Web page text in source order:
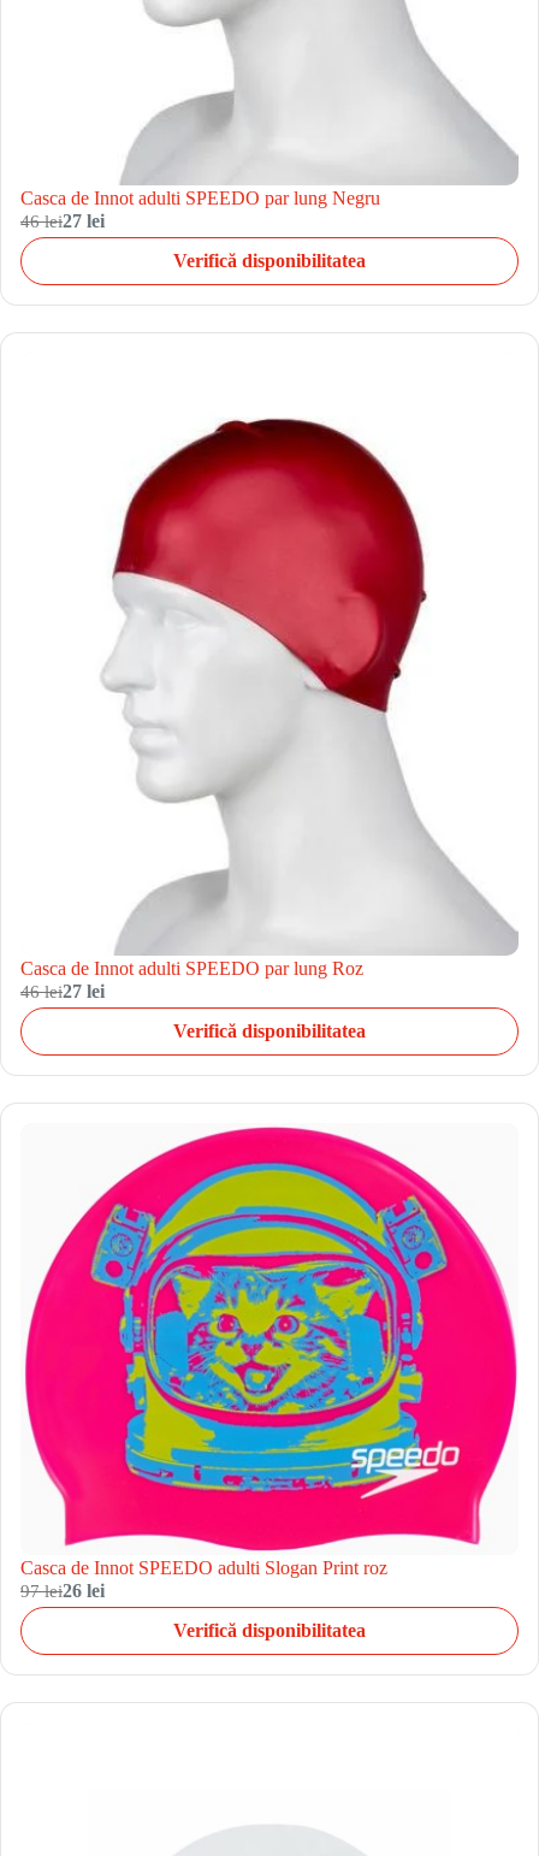
Casca de Innot adulti SPEEDO par lung Negru
46 lei27 lei
Verifică disponibilitatea
Casca de Innot adulti SPEEDO par lung Roz
46 lei27 lei
Verifică disponibilitatea
Casca de Innot SPEEDO adulti Slogan Print roz
97 lei26 lei
Verifică disponibilitatea